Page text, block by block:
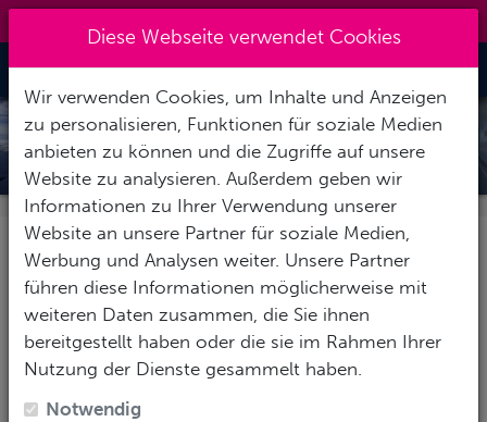
Toggle
TROCKENTAUCHEN - DRY SUIT
SPECIALTY
Diese Webseite verwendet Cookies
Wir verwenden Cookies, um Inhalte und Anzeigen
zu personalisieren, Funktionen für soziale Medien
anbieten zu können und die Zugriffe auf unsere
Website zu analysieren. Außerdem geben wir
Informationen zu Ihrer Verwendung unserer
Website an unsere Partner für soziale Medien,
Werbung und Analysen weiter. Unsere Partner
führen diese Informationen möglicherweise mit
weiteren Daten zusammen, die Sie ihnen
bereitgestellt haben oder die sie im Rahmen Ihrer
Nutzung der Dienste gesammelt haben.
Notwendig